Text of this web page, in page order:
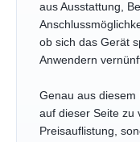
aus Ausstattung,
ob sich das Gerät
Anwendern
Genau aus diesem
auf dieser Seite zu
Preisauflistung,